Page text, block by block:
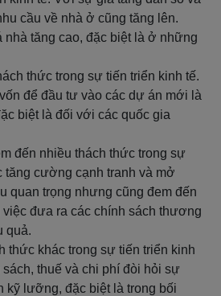
cầu về nhà ở cũng tăng lên.
tăng cao, đặc biệt là ở những
thức trong sự tiến triển kinh tế.
để đầu tư vào các dự án mới là
biệt là đối với các quốc gia
đến nhiều thách thức trong sự
tăng cường cạnh tranh và mở
quan trọng nhưng cũng đem đến
việc đưa ra các chính sách thương
quả.
thức khác trong sự tiến triển kinh
thuế và chi phí đòi hỏi sự
kỹ lưỡng, đặc biệt là trong bối